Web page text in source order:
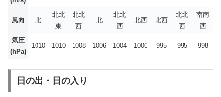
風向 北
北北
東
北北
西
北
北北
西
北西 北西
北北
西
南南
西
気圧
(hPa)
1010 1010 1008 1006 1004 1000 995 995 998
日の出・日の入り